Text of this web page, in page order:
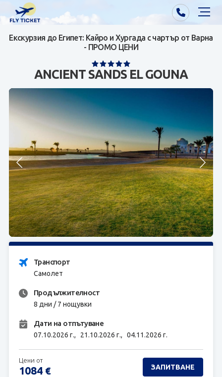
Почивки от Варна
Почивки от София/Пловдив/Бургас
Самолетни билети
Визи
Контакти
За нас
ЗАПИТВАНЕ
Екскурзия до Египет: Кайро и Хургада с чартър от Варна
- ПРОМО ЦЕНИ
ANCIENT SANDS EL GOUNA
Транспорт
Самолет
Продължителност
8 дни / 7 нощувки
Дати на отпътуване
07.10.2026 г., 21.10.2026 г., 04.11.2026 г.
Цени от
1084 € ЗАПИТВАНЕ